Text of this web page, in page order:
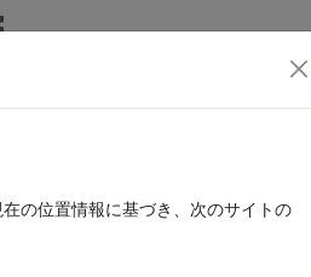
サインインしてこの質問に
サインインしてアク
の位置情報に基づき、次のサイトの